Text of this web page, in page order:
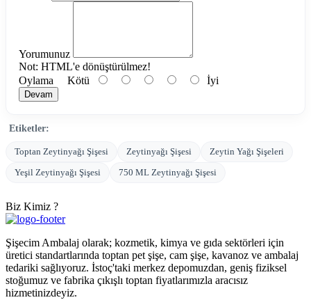
Yorumunuz
Not: HTML'e dönüştürülmez!
Oylama Kötü İyi
Devam
Etiketler:
Toptan Zeytinyağı Şişesi Zeytinyağı Şişesi
Zeytin Yağı Şişeleri
Yeşil Zeytinyağı Şişesi
750 ML Zeytinyağı Şişesi
Biz Kimiz ?
Şişecim Ambalaj olarak; kozmetik, kimya ve gıda sektörleri için
üretici standartlarında toptan pet şişe, cam şişe, kavanoz ve ambalaj
tedariki sağlıyoruz. İstoç'taki merkez depomuzdan, geniş fiziksel
stoğumuz ve fabrika çıkışlı toptan fiyatlarımızla aracısız
hizmetinizdeyiz.